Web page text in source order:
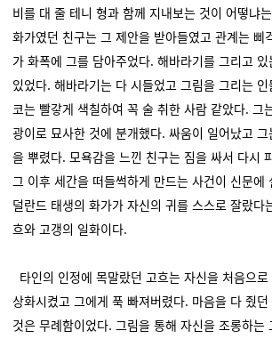
비를 대 줄 테니 형과 함께 지내보는 것이 어떻냐
화가였던 친구는 그 제안을 받아들였고 관계는 삐
가 화폭에 그를 담아주었다. 해바라기를 그리고
있었다. 해바라기는 다 시들었고 그림을 그리는
코는 빨갛게 색칠하여 꼭 술 취한 사람 같았다. 그
광이로 묘사한 것에 분개했다. 싸움이 일어났고
을 뿌렸다. 모욕감을 느낀 친구는 짐을 싸서 다시
그 이후 세간을 떠들썩하게 만드는 사건이 신문에
덜란드 태생의 화가가 자신의 귀를 스스로 잘랐다
흐와 고갱의 일화이다.
타인의 인정에 목말랐던 고흐는 자신을 처음으
상화시켰고 그에게 푹 빠져버렸다. 마음을 다 줬
것은 무례함이었다. 그림을 통해 자신을 조롱하는